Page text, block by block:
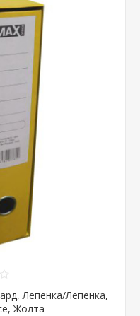
Лепенка/Лепенка,
Жолта